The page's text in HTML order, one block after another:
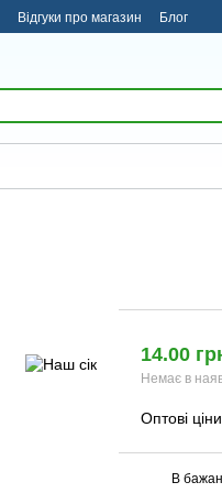
Відгуки про магазин
Блог
14.00
Немає в
Оптові
В